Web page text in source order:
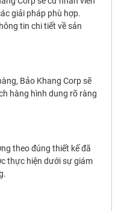
giải pháp phù hợp.
tin chi tiết về sản
Bảo Khang Corp sẽ
hàng hình dung rõ ràng
theo đúng thiết kế đã
thực hiện dưới sự giám